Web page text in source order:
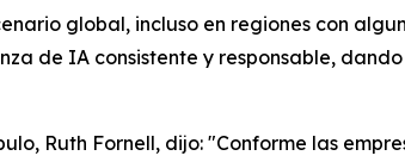
global, incluso en regiones con
de IA consistente y responsable,
Ruth Fornell, dijo: "Conforme las